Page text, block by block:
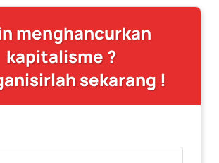
menghancurkan
kapitalisme ?
sekarang !